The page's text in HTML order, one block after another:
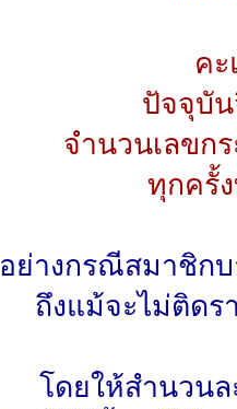
ค
ปัจจุบัน
จำนวนเลขก
ทุกครั้
อย่างกรณีสมาชิกบ
ถึงแม้จะไม่ติดร
โดยให้สำนวน